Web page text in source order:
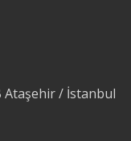
Ataşehir / İstanbul